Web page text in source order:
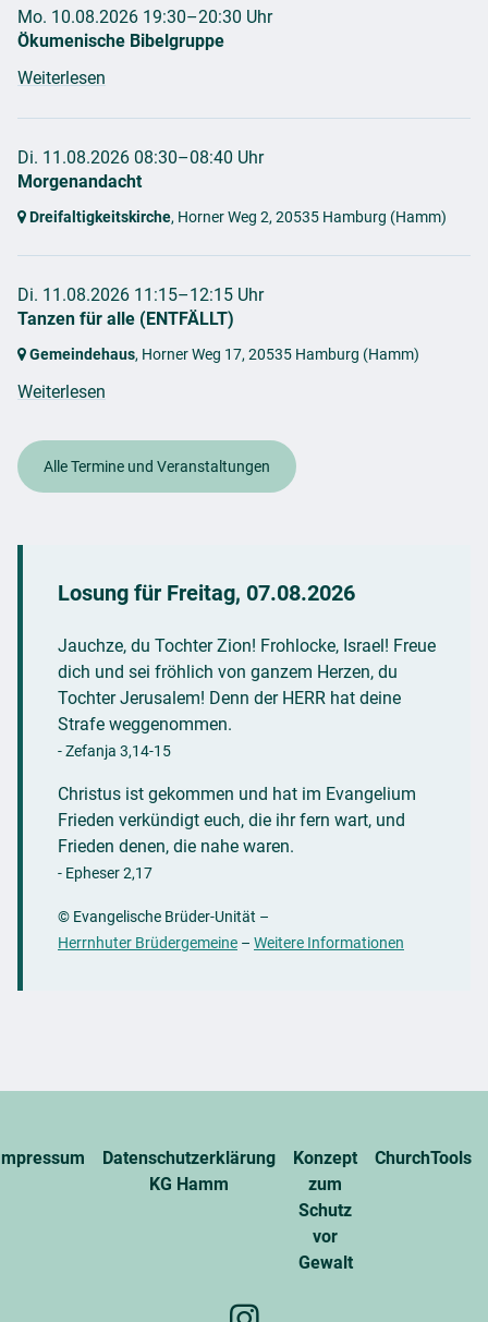
Mo. 10.08.2026 19:30–20:30 Uhr
Ökumenische Bibelgruppe
Weiterlesen
Di. 11.08.2026 08:30–08:40 Uhr
Morgenandacht
Dreifaltigkeitskirche, Horner Weg 2, 20535 Hamburg (Hamm)
Di. 11.08.2026 11:15–12:15 Uhr
Tanzen für alle (ENTFÄLLT)
Gemeindehaus, Horner Weg 17, 20535 Hamburg (Hamm)
Weiterlesen
Alle Termine und Veranstaltungen
Losung für Freitag, 07.08.2026
Jauchze, du Tochter Zion! Frohlocke, Israel! Freue
dich und sei fröhlich von ganzem Herzen, du
Tochter Jerusalem! Denn der HERR hat deine
Strafe weggenommen.
- Zefanja 3,14-15
Christus ist gekommen und hat im Evangelium
Frieden verkündigt euch, die ihr fern wart, und
Frieden denen, die nahe waren.
- Epheser 2,17
© Evangelische Brüder-Unität –
Herrnhuter Brüdergemeine – Weitere Informationen
Datenschutzerklärung
KG Hamm
Konzept
zum
Schutz
vor
Gewalt
ChurchTools